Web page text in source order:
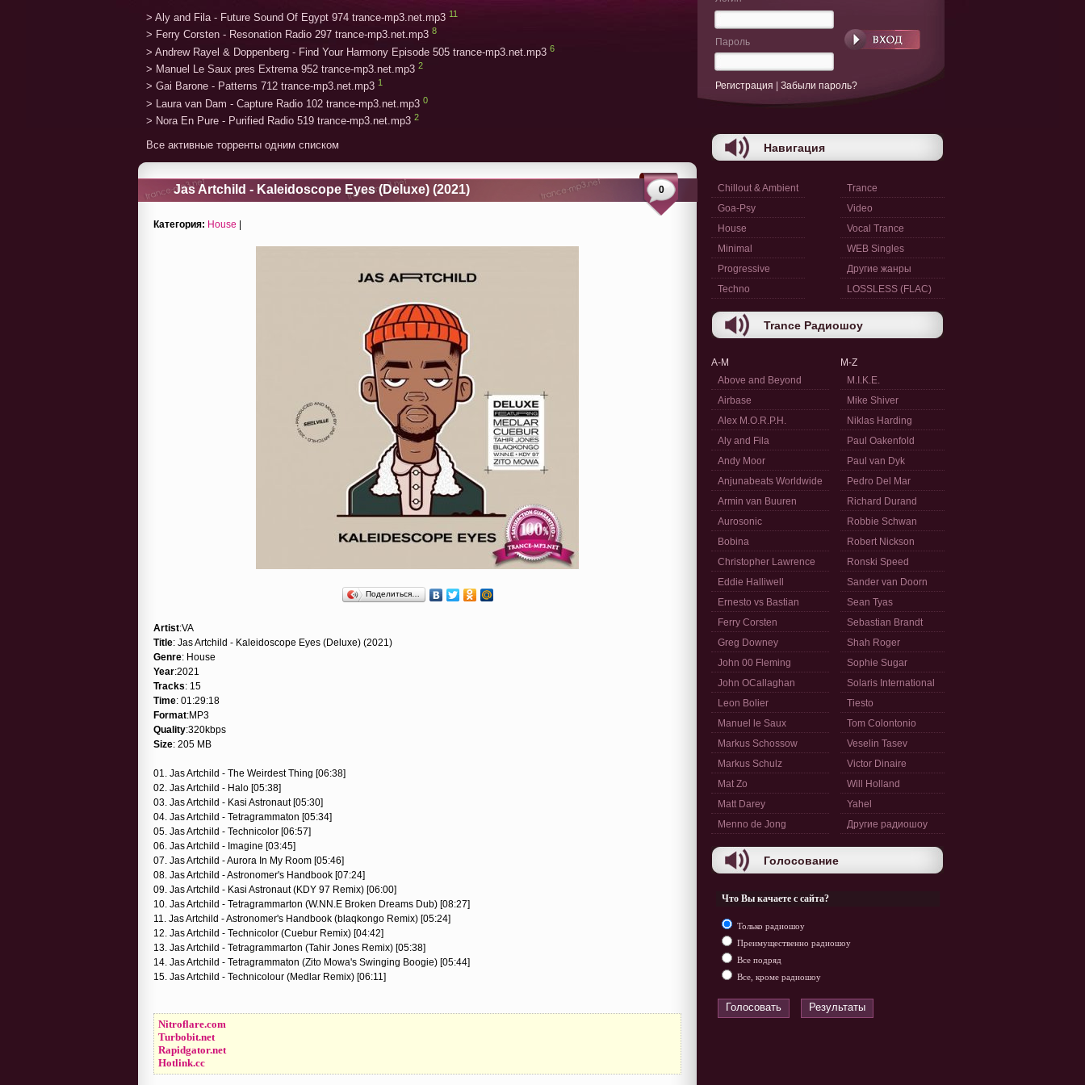
> Aly and Fila - Future Sound Of Egypt 974 trance-mp3.net.mp3 11
> Ferry Corsten - Resonation Radio 297 trance-mp3.net.mp3 8
> Andrew Rayel & Doppenberg - Find Your Harmony Episode 505 trance-mp3.net.mp3 6
> Manuel Le Saux pres Extrema 952 trance-mp3.net.mp3 2
> Gai Barone - Patterns 712 trance-mp3.net.mp3 1
> Laura van Dam - Capture Radio 102 trance-mp3.net.mp3 0
> Nora En Pure - Purified Radio 519 trance-mp3.net.mp3 2
Все активные торренты одним списком
Jas Artchild - Kaleidoscope Eyes (Deluxe) (2021) 0
Категория: House |
Поделиться…
Artist:VA
Title: Jas Artchild - Kaleidoscope Eyes (Deluxe) (2021)
Genre: House
Year:2021
Tracks: 15
Time: 01:29:18
Format:MP3
Quality:320kbps
Size: 205 MB
01. Jas Artchild - The Weirdest Thing [06:38]
02. Jas Artchild - Halo [05:38]
03. Jas Artchild - Kasi Astronaut [05:30]
04. Jas Artchild - Tetragrammaton [05:34]
05. Jas Artchild - Technicolor [06:57]
06. Jas Artchild - Imagine [03:45]
07. Jas Artchild - Aurora In My Room [05:46]
08. Jas Artchild - Astronomer's Handbook [07:24]
09. Jas Artchild - Kasi Astronaut (KDY 97 Remix) [06:00]
10. Jas Artchild - Tetragrammarton (W.NN.E Broken Dreams Dub) [08:27]
11. Jas Artchild - Astronomer's Handbook (blaqkongo Remix) [05:24]
12. Jas Artchild - Technicolor (Cuebur Remix) [04:42]
13. Jas Artchild - Tetragrammarton (Tahir Jones Remix) [05:38]
14. Jas Artchild - Tetragrammaton (Zito Mowa's Swinging Boogie) [05:44]
15. Jas Artchild - Technicolour (Medlar Remix) [06:11]
Nitroflare.com
Turbobit.net
Rapidgator.net
Hotlink.cc
Пароль
Регистрация Забыли пароль?
Навигация
Chillout & Ambient
Goa-Psy
House
Minimal
Progressive
Techno
Trance
Video
Vocal Trance
WEB Singles
Другие жанры
LOSSLESS (FLAC)
Trance Радиошоу
A-M
Above and Beyond
Airbase
Alex M.O.R.P.H.
Aly and Fila
Andy Moor
Anjunabeats Worldwide
Armin van Buuren
Aurosonic
Bobina
Christopher Lawrence
Eddie Halliwell
Ernesto vs Bastian
Ferry Corsten
Greg Downey
John 00 Fleming
John OCallaghan
Leon Bolier
Manuel le Saux
Markus Schossow
Markus Schulz
Mat Zo
Matt Darey
Menno de Jong
M-Z
M.I.K.E.
Mike Shiver
Niklas Harding
Paul Oakenfold
Paul van Dyk
Pedro Del Mar
Richard Durand
Robbie Schwan
Robert Nickson
Ronski Speed
Sander van Doorn
Sean Tyas
Sebastian Brandt
Shah Roger
Sophie Sugar
Solaris International
Tiesto
Tom Colontonio
Veselin Tasev
Victor Dinaire
Will Holland
Yahel
Другие радиошоу
Голосование
Что Вы качаете с сайта?
Только радиошоу
Преимущественно радиошоу
Все подряд
Все, кроме радиошоу
Голосовать Результаты